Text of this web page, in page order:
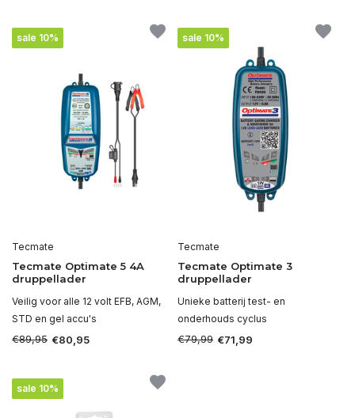
sale 10%
Tecmate
Tecmate Optimate 5 4A
druppellader
Veilig voor alle 12 volt EFB, AGM,
STD en gel accu's
€89,95 €80,95
sale 10%
Tecmate
Tecmate Optimate 3
druppellader
Unieke batterij test- en
onderhouds cyclus
€79,99 €71,99
sale 10%